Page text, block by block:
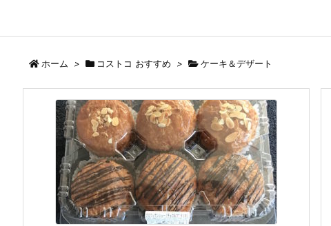
ホーム > コストコ おすすめ > ケーキ＆デザート